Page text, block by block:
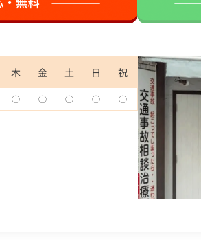
木 金 土 日
祝
◯ ◯ ◯ ◯ ◯